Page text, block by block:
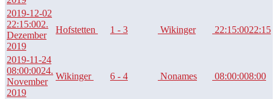
2019-12-02
22:15:002.
Dezember
2019
Hofstetten 1 - 3 Wikinger 22:15:0022:15
2019-11-24
08:00:0024.
November
2019
Wikinger 6 - 4 Nonames 08:00:008:00